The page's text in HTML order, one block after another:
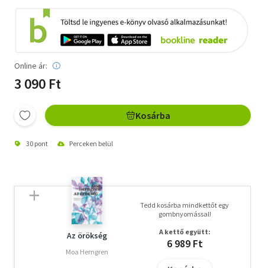
Online ár:
3 090 Ft
Kosárba
30 pont Perceken belül
Az örökség
Moa Herngren
Tedd kosárba mindkettőt egy
gombnyomással!
A kettő együtt:
6 989 Ft